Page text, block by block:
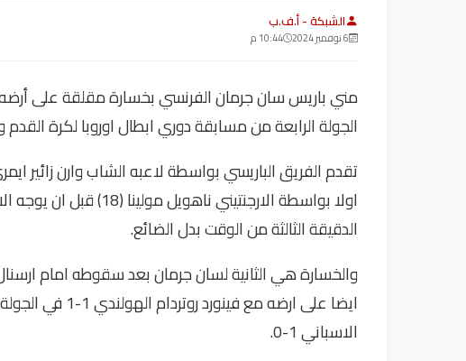
الشبكة - أ.ف.ب
6 نوفمبر 2024 10:44 م
الجولة الرابعة من مسابقة دوري ابطال اوروبا لكرة
اولا بواسطة الارجنتيني
الدقيقة الثالثة من الوقت بدل الضائع.
ايضا على ارضه مع
الاسباني 1-0.